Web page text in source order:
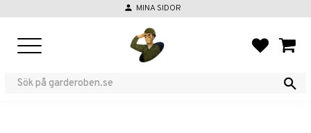
person MINA SIDOR